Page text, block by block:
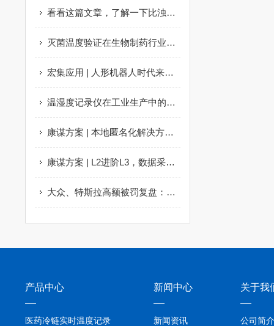
看看这篇文章，了解一下比浊仪的特点
灭菌温度验证在生物制药行业的应用
宏集应用 | 人形机器人时代来临，重要的核心部件竟然是它？
温湿度记录仪在工业生产中的应用
康谋方案 | 本地匿名化解决方案：隐私保护、自主掌控和高效运行！
康谋方案 | L2进阶L3，数据采集如何助力自动驾驶
大众、特斯拉高额被罚复盘：视觉数据该如何正确做合规？
产品中心
医药冷链实时温度记录
新闻中心
新闻资讯
关于我
公司简介